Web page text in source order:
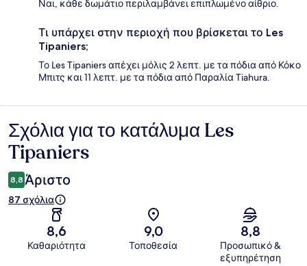
Ναι, κάθε δωμάτιο περιλαμβάνει επιπλωμένο αίθριο.
Τι υπάρχει στην περιοχή που βρίσκεται το Les
Tipaniers;
Το Les Tipaniers απέχει μόλις 2 λεπτ. με τα πόδια από Κόκο
Μπιτς και 11 λεπτ. με τα πόδια από Παραλία Tiahura.
Σχόλια
Σχόλια για το κατάλυμα Les
Tipaniers
8,8 Άριστο
87 σχόλια
8,6
Καθαριότητα
9,0
Τοποθεσία
8,8
Προσωπικό &
εξυπηρέτηση